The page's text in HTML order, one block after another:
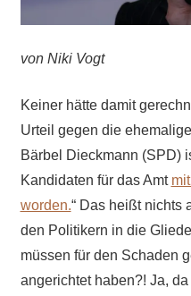
von Niki Vogt
Keiner hätte damit
Urteil gegen die
Bärbel Dieckmann (SPD)
Kandidaten für das Amt
worden.“ Das heißt nichts
den Politikern in die
müssen für den Schaden
angerichtet haben?! Ja,